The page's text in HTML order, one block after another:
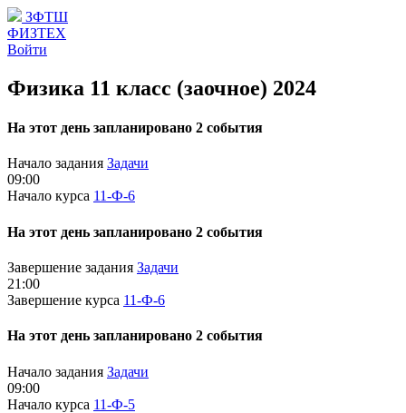
ЗФТШ
ФИЗТЕХ
Войти
Физика 11 класс (заочное) 2024
На этот день запланировано 2 события
Начало задания Задачи
09:00
Начало курса 11-Ф-6
На этот день запланировано 2 события
Завершение задания Задачи
21:00
Завершение курса 11-Ф-6
На этот день запланировано 2 события
Начало задания Задачи
09:00
Начало курса 11-Ф-5